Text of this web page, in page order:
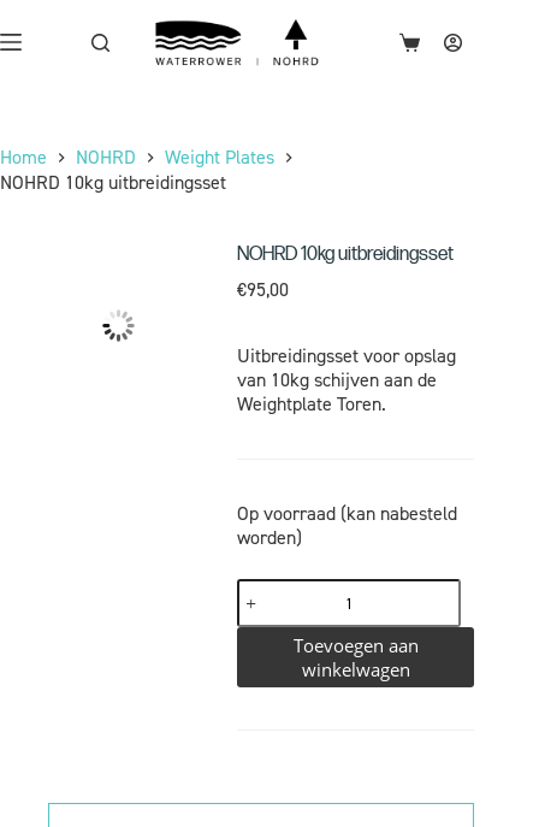
Home NOHRD
Weight Plates
NOHRD 10kg uitbreidingsset
NOHRD 10kg uitbreidingsset
€95,00
Uitbreidingsset voor opslag
van 10kg schijven aan de
Weightplate Toren.
Op voorraad (kan nabesteld
worden)
Toevoegen aan
winkelwagen